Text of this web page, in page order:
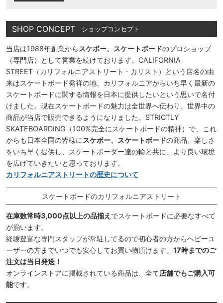
SHOP CONCEPT ショップコンセプト
当店は1988年創業から スケボー、スケートボードのプロショップ
（専門店）として営業を続けております。CALIFORNIA
STREET（カリフォルニアストリート・カリスト）という店名の由
来はスケートボード発祥の地、カリフォルニアからいち早く最新の
スケートボードに関する情報を日本に提供したいという思いで名付
けました。現在スケートボードの魅力は全世界へ伝わり、世界中の
商品が当店で販売できるようになりました。STRICTLY
SKATEBOARDING（100%完全にスケートボードの精神）で、これ
からも日本全国の皆様に スケボー、スケートボードの商品、楽しさ
をいち早く提供し、スケートボーダー達の輪と共に、より良い環境
を広げていきたいと思っております。
カリフォルニアストリートの歴史について
スケートボードのカリフォルニアストリート
在庫数常時3,000点以上の品揃え でスケートボードに必要なすべて
が揃います。
経験豊富な専門スタッフが常駐してるので初心者の方からヘビーユ
ーザーの方までいつでも安心してお買い物頂けます。 17時までのご
注文は当日発送！
オンラインストアに掲載されている商品は、全て店舗でもご購入可
能です。